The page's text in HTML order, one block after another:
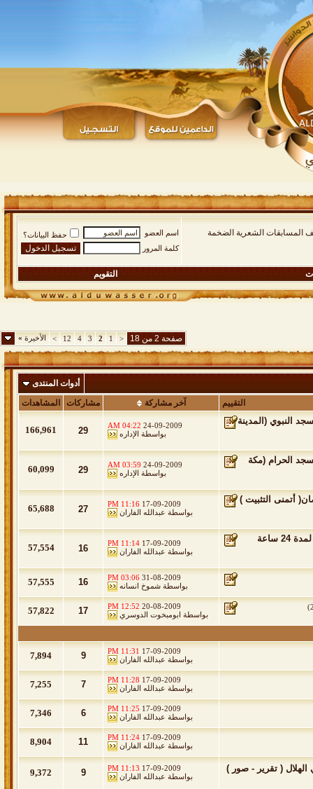
المسابقات الشعرية الضخمة اسم العضو
حفظ البيانات؟
كلمة المرور
التقويم
صفحة 2 من 18 <
1
2
3
4
12
> الأخيرة»
أدوات المنتدى
التقييم
آخر مشاركة مشاركات المشاهدات
التراويح لهذا العام 1430هـ من المسجد النبوي (المدينة 24-09-2009
04:22 AM
بواسطة الإداره 29
166,961
لهذا العام 1430هـ من المسجد الحرام (مكة 24-09-2009
03:59 AM
بواسطة الإداره 29
60,099
أتمنى التثبيت ) 17-09-2009
11:16 PM
بواسطة عبدالله الفاران 27
65,688
قناة الحرم المكي تعمل عبر الموقع الرسمي لقبيلة الدواسر العريقة لمدة 24 ساعة 17-09-2009
11:14 PM
بواسطة عبدالله الفاران 16
57,554
31-08-2009
03:06 PM
بواسطة شموخ انسانه 16
57,555
)
20-08-2009
12:52 PM
بواسطة ابومبخوت الدوسري 17
57,822
17-09-2009
11:31 PM
بواسطة عبدالله الفاران 9
7,894
17-09-2009
11:28 PM
بواسطة عبدالله الفاران 7
7,255
17-09-2009
11:25 PM
بواسطة عبدالله الفاران 6
7,346
17-09-2009
11:24 PM
بواسطة عبدالله الفاران 11
8,904
( تقرير - صور ) 17-09-2009
11:13 PM
بواسطة عبدالله الفاران 9
9,372